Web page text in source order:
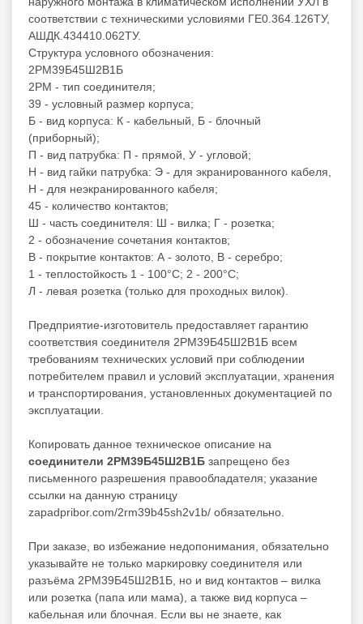
соответствии с техническими условиями ГЕ0.364.126ТУ,
АШДК.434410.062ТУ.
Структура условного обозначения:
2РМ39Б45Ш2В1Б
2РМ - тип соединителя;
39 - условный размер корпуса;
Б - вид корпуса: К - кабельный, Б - блочный
(приборный);
П - вид патрубка: П - прямой, У - угловой;
Н - вид гайки патрубка: Э - для экранированного кабеля,
Н - для неэкранированного кабеля;
45 - количество контактов;
Ш - часть соединителя: Ш - вилка; Г - розетка;
2 - обозначение сочетания контактов;
В - покрытие контактов: А - золото, В - серебро;
1 - теплостойкость 1 - 100°С; 2 - 200°С;
Л - левая розетка (только для проходных вилок).
Предприятие-изготовитель предоставляет гарантию
соответствия соединителя 2РМ39Б45Ш2В1Б всем
требованиям технических условий при соблюдении
потребителем правил и условий эксплуатации, хранения
и транспортирования, установленных документацией по
эксплуатации.
Копировать данное техническое описание на
соединители 2РМ39Б45Ш2В1Б запрещено без
письменного разрешения правообладателя; указание
ссылки на данную страницу
zapadpribor.com/2rm39b45sh2v1b/ обязательно.
При заказе, во избежание недопонимания, обязательно
указывайте не только маркировку соединителя или
разъёма 2РМ39Б45Ш2В1Б, но и вид контактов – вилка
или розетка (папа или мама), а также вид корпуса –
кабельная или блочная. Если вы не знаете, как